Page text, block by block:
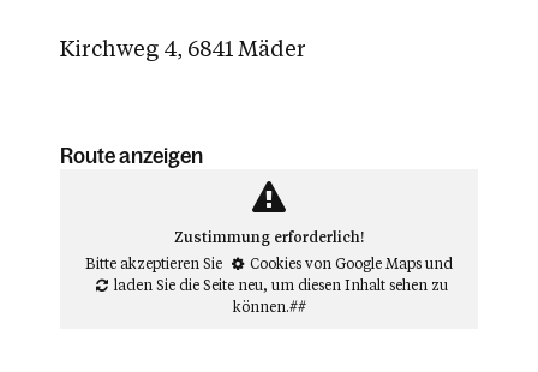
Kirchweg 4, 6841 Mäder
Route anzeigen
Zustimmung erforderlich!
Bitte akzeptieren Sie
Cookies von Google Mapsund
laden Sie die Seite neu, um diesen Inhalt sehen zu
können.##